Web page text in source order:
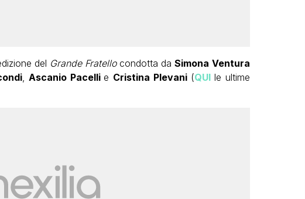
del Grande Fratellocondotta daSimona Ventura
,Ascanio Pacellie Cristina Plevani(QUI le ultime